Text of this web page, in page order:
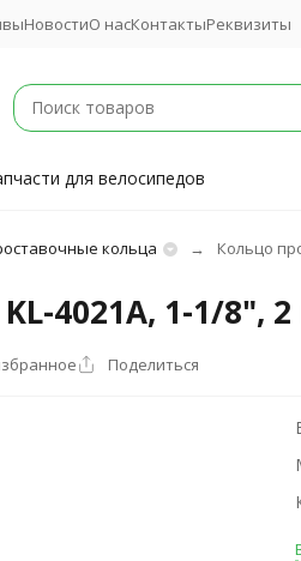
НовостиО насКонтактыРеквизиты
для велосипедов
кольца Кольцо
KL-4021A, 1-1/
Поделиться